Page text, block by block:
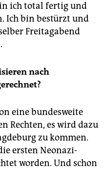
ich total fertig und
Ich bin bestürzt und
Freitagabend
nach
eine bundesweite
Rechten, es wird dazu
zu kommen.
ersten Neonazi-
worden. Und schon